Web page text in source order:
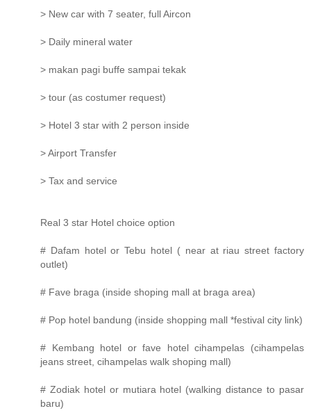
> New car with 7 seater, full Aircon
> Daily mineral water
> makan pagi buffe sampai tekak
> tour (as costumer request)
> Hotel 3 star with 2 person inside
> Airport Transfer
> Tax and service
Real 3 star Hotel choice option
# Dafam hotel or Tebu hotel ( near at riau street factory
outlet)
# Fave braga (inside shoping mall at braga area)
# Pop hotel bandung (inside shopping mall *festival city link)
# Kembang hotel or fave hotel cihampelas (cihampelas
jeans street, cihampelas walk shoping mall)
# Zodiak hotel or mutiara hotel (walking distance to pasar
baru)